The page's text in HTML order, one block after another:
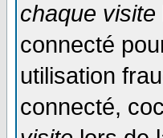
chaque visite
connecté
utilisation
connecté,